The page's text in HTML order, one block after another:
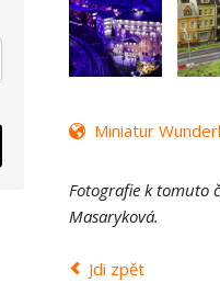
Miniatur
Fotografie k tomuto
Masaryková.
Jdi zpět